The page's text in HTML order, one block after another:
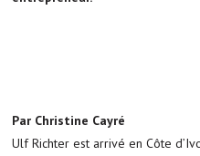
Par Christine Cayré
Ulf Richter est arrivé en Côte